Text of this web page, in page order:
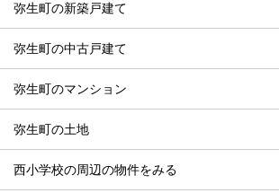
弥生町の新築戸建て
弥生町の中古戸建て
弥生町のマンション
弥生町の土地
西小学校の周辺の物件をみる